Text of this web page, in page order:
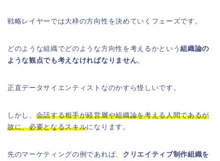
戦略レイヤーでは大枠の方向性を決めていくフェーズです。
どのような組織でどのような方向性を考えるかという組織論の
ような観点でも考えなければなりません。
正直データサイエンティストなのかすら怪しいです。
しかし、 会話する相手が経営層や組織論を考える人間であるが
故に、必要となるスキルになります。
先のマーケティングの例であれば、 クリエイティブ制作組織を